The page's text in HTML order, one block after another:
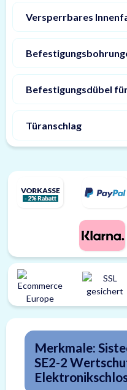
Versperrbares
Befestigungsdübel
Türanschlag
Merkmale:
SE2-2